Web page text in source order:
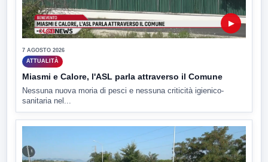
▶
7 AGOSTO 2026
ATTUALITÀ
Miasmi e Calore, l'ASL parla attraverso il Comune
Nessuna nuova moria di pesci e nessuna criticità igienico-
sanitaria nel...